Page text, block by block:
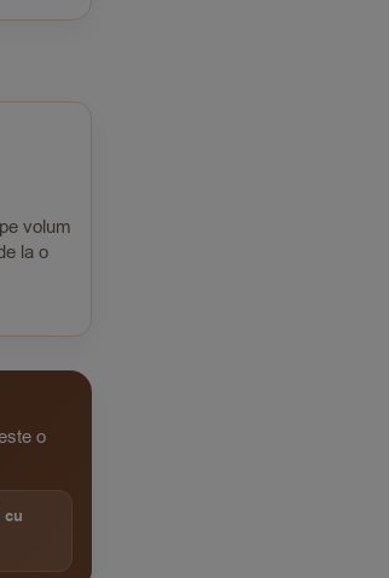
volum
la o
o
cu